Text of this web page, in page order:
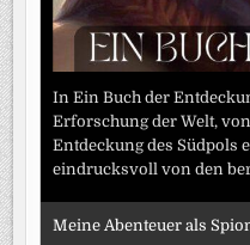
In Ein Buch der
Erforschung der Welt,
Entdeckung des Südpols
eindrucksvoll von den
Meine Abenteuer als